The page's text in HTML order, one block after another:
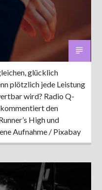
Steinfurt103,9 MHz
glücklich
plötzlich jede Leistung
wird? Radio Q-
den
High und
Aufnahme / Pixabay